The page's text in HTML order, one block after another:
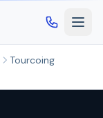
Tourcoing